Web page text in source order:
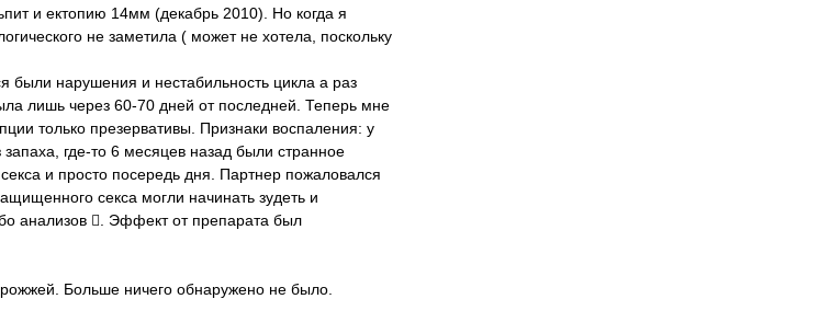
и ектопию 14мм (декабрь 2010). Но когда я
не заметила ( может не хотела, поскольку
были нарушения и нестабильность цикла а раз
лишь через 60-70 дней от последней. Теперь мне
только презервативы. Признаки воспаления: у
где-то 6 месяцев назад были странное
и просто посередь дня. Партнер пожаловался
секса могли начинать зудеть и
анализов . Эффект от препарата был
Больше ничего обнаружено не было.